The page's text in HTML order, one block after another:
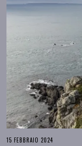
15 FEBBRAIO 2024